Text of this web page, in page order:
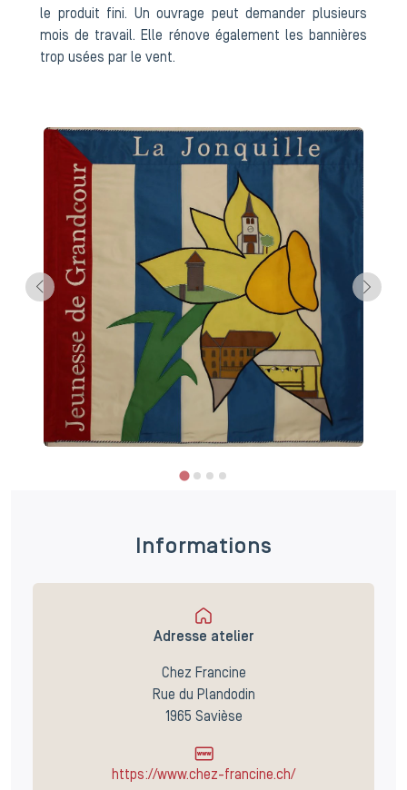
le produit fini. Un ouvrage peut demander plusieurs
mois de travail. Elle rénove également les bannières
trop usées par le vent.
Informations
Adresse atelier
Chez Francine
Rue du Plandodin
1965 Savièse
https://www.chez-francine.ch/